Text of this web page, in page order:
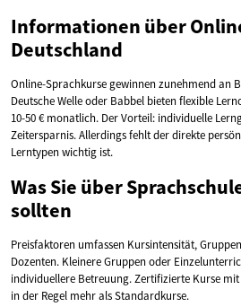
Informationen über
Deutschland
Online-Sprachkurse gewinnen zunehmend an
Deutsche Welle oder Babbel bieten flexible
10-50 € monatlich. Der Vorteil: individuelle
Zeitersparnis. Allerdings fehlt der direkte
Lerntypen wichtig ist.
Was Sie über
sollten
Preisfaktoren umfassen Kursintensität,
Dozenten. Kleinere Gruppen oder
individuellere Betreuung. Zertifizierte Kurse
in der Regel mehr als Standardkurse.